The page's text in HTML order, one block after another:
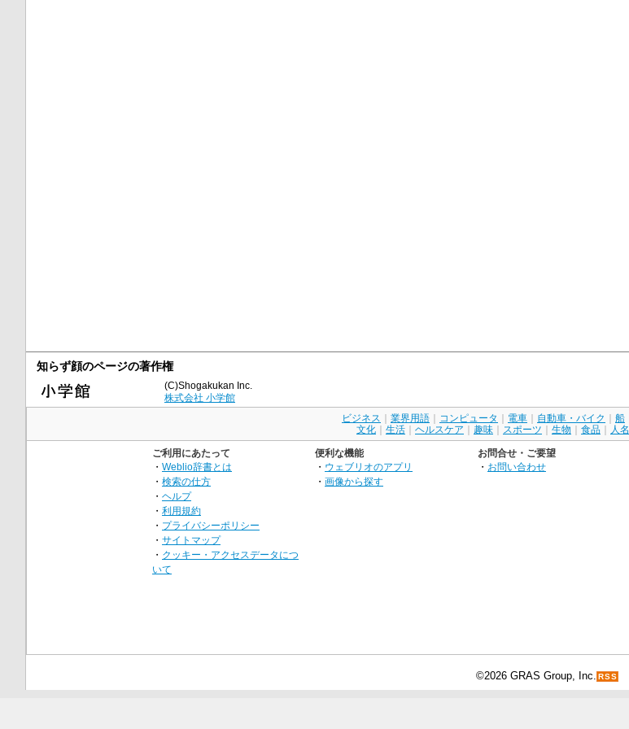
知らず顔のページの著作権
(C)Shogakukan Inc.
株式会社 小学館
ビジネス 業界用語 コンピュータ 電車 自動車・バイク 船
文化
生活 ヘルスケア 趣味 スポーツ 生物 食品 人名
ご利用にあたって
・ Weblio辞書とは
・ 検索の仕方
・ ヘルプ
・ 利用規約
・ プライバシーポリシー
・ サイトマップ
・ クッキー・アクセスデータにつ
いて
便利な機能
・ ウェブリオのアプリ
・ 画像から探す
お問合せ・ご要望
・ お問い合わせ
©2026 GRAS Group, Inc. RSS